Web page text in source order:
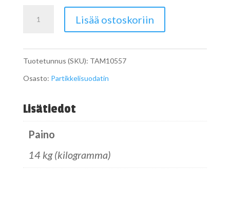
Converter
määrä
Lisää ostoskoriin
Tuotetunnus (SKU): TAM10557
Osasto: Partikkelisuodatin
Lisätiedot
Paino
14 kg (kilogramma)